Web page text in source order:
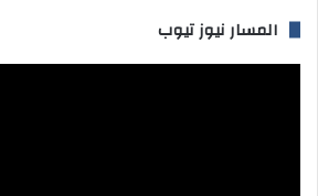
المسار نيوز تيوب